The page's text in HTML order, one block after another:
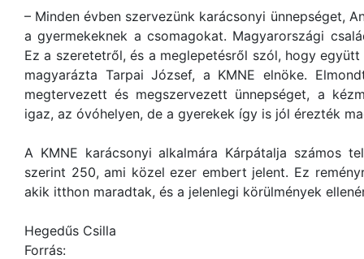
– Minden évben szervezünk karácsonyi ünnepséget,
a gyermekeknek a csomagokat. Magyarországi
Ez a szeretetről, és a meglepetésről szól, hogy
magyarázta Tarpai József, a KMNE elnöke.
megtervezett és megszervezett ünnepséget, a
igaz, az óvóhelyen, de a gyerekek így is jól érezték
A KMNE karácsonyi alkalmára Kárpátalja számos
szerint 250, ami közel ezer embert jelent. Ez
akik itthon maradtak, és a jelenlegi körülmények
Hegedűs Csilla
Forrás: